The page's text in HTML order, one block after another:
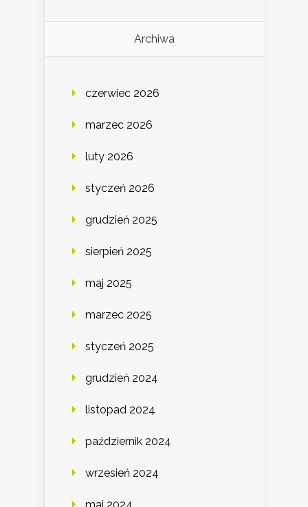
Archiwa
czerwiec 2026
marzec 2026
luty 2026
styczeń 2026
grudzień 2025
sierpień 2025
maj 2025
marzec 2025
styczeń 2025
grudzień 2024
listopad 2024
październik 2024
wrzesień 2024
maj 2024